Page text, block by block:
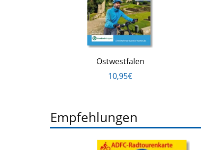
Ostwestfalen
10,95€
Empfehlungen